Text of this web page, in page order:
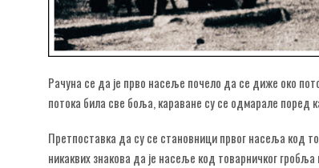
Рачуна се да је прво насеље почело да се диже око
потока била све боља, караване су се одмарале поред
Претпоставка да су се становници првог насеља код
никаквих знакова да је насеље код товарничког